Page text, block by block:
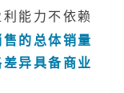
能力不依赖
的总体销量
异具备商业